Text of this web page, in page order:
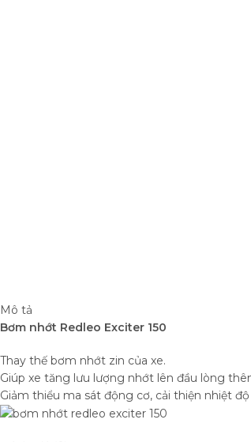
Mô tả
Bơm nhớt Redleo Exciter 150
Thay thế bơm nhớt zin của xe.
Giúp xe tăng lưu lượng nhớt lên đầu lòng
Giảm thiểu ma sát động cơ, cải thiện nhiệt